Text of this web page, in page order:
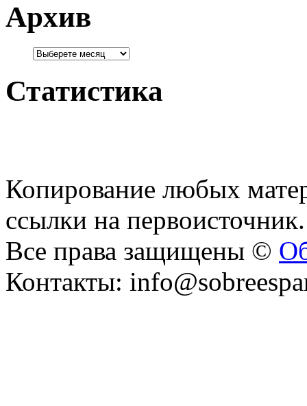
Архив
Статистика
Копирование любых
ссылки на первоисточник.
Все права защищены ©
Контакты: